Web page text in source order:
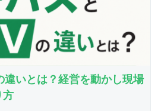
違いとは？経営を動かし現場
方